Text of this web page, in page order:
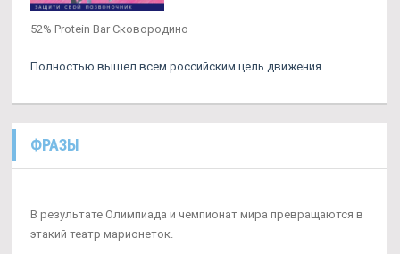
52% Protein Bar Сковородино
Полностью вышел всем российским цель движения.
ФРАЗЫ
В результате Олимпиада и чемпионат мира превращаются в
этакий театр марионеток.